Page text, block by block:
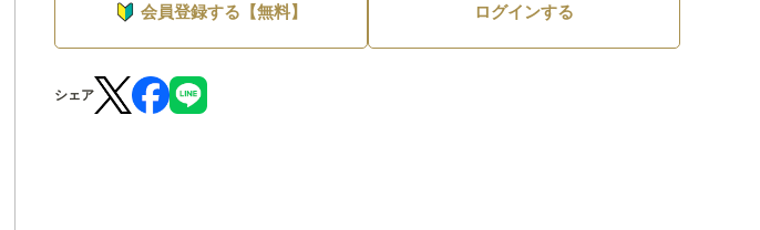
会員登録する【無料】 ログインする
シェア